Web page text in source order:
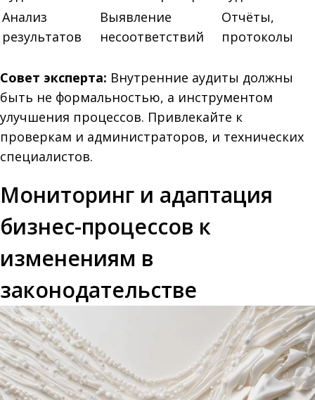
Анализ
результатов
Выявление
несоответствий
Отчёты,
протоколы
Совет эксперта: Внутренние аудиты должны
быть не формальностью, а инструментом
улучшения процессов. Привлекайте к
проверкам и администраторов, и технических
специалистов.
Мониторинг и адаптация
бизнес-процессов к
изменениям в
законодательстве